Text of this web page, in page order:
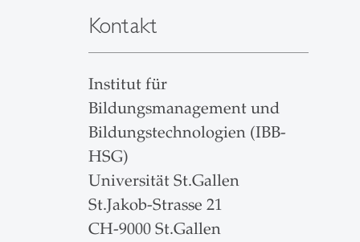
Kontakt
Institut für
Bildungsmanagement und
Bildungstechnologien (IBB-
HSG)
Universität St.Gallen
St.Jakob-Strasse 21
CH-9000 St.Gallen